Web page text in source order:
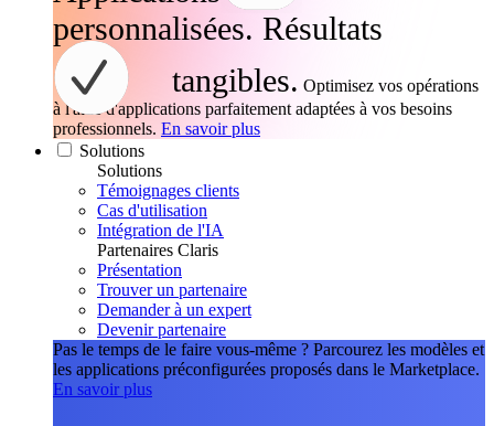
personnalisées. Résultats
tangibles. Optimisez vos opérations
à l'aide d'applications parfaitement adaptées à vos besoins
professionnels. En savoir plus
Solutions
Solutions
Témoignages clients
Cas d'utilisation
Intégration de l'IA
Partenaires Claris
Présentation
Trouver un partenaire
Demander à un expert
Devenir partenaire
Pas le temps de le faire vous-même ? Parcourez les modèles et
les applications préconfigurées proposés dans le Marketplace.
En savoir plus